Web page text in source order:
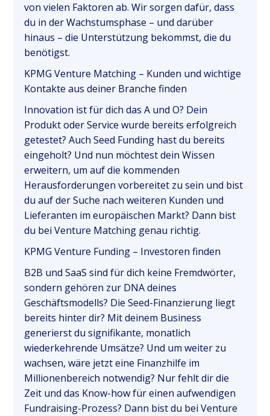
von vielen Faktoren ab. Wir sorgen dafür, dass
du in der Wachstumsphase – und darüber
hinaus – die Unterstützung bekommst, die du
benötigst.
KPMG Venture Matching – Kunden und wichtige
Kontakte aus deiner Branche finden
Innovation ist für dich das A und O? Dein
Produkt oder Service wurde bereits erfolgreich
getestet? Auch Seed Funding hast du bereits
eingeholt? Und nun möchtest dein Wissen
erweitern, um auf die kommenden
Herausforderungen vorbereitet zu sein und bist
du auf der Suche nach weiteren Kunden und
Lieferanten im europäischen Markt? Dann bist
du bei Venture Matching genau richtig.
KPMG Venture Funding – Investoren finden
B2B und SaaS sind für dich keine Fremdwörter,
sondern gehören zur DNA deines
Geschäftsmodells? Die Seed-Finanzierung liegt
bereits hinter dir? Mit deinem Business
generierst du signifikante, monatlich
wiederkehrende Umsätze? Und um weiter zu
wachsen, wäre jetzt eine Finanzhilfe im
Millionenbereich notwendig? Nur fehlt dir die
Zeit und das Know-how für einen aufwendigen
Fundraising-Prozess? Dann bist du bei Venture